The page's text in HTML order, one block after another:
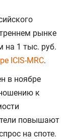
рынке
на 1 тыс. руб.
ICIS-MRC.
в ноябре
к
повышают
на споте.